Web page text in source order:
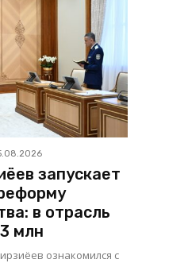
запускает
в отрасль
млн
ознакомился с